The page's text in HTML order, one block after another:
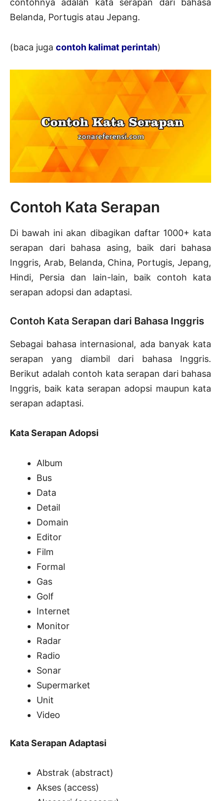
contohnya adalah kata serapan dari bahasa
Belanda, Portugis atau Jepang.
(baca juga contoh kalimat perintah)
Contoh Kata Serapan
Di bawah ini akan dibagikan daftar 1000+ kata
serapan dari bahasa asing, baik dari bahasa
Inggris, Arab, Belanda, China, Portugis, Jepang,
Hindi, Persia dan lain-lain, baik contoh kata
serapan adopsi dan adaptasi.
Contoh Kata Serapan dari Bahasa Inggris
Sebagai bahasa internasional, ada banyak kata
serapan yang diambil dari bahasa Inggris.
Berikut adalah contoh kata serapan dari bahasa
Inggris, baik kata serapan adopsi maupun kata
serapan adaptasi.
Kata Serapan Adopsi
Album
Bus
Data
Detail
Domain
Editor
Film
Formal
Gas
Golf
Internet
Monitor
Radar
Radio
Sonar
Supermarket
Unit
Video
Kata Serapan Adaptasi
Abstrak (abstract)
Akses (access)